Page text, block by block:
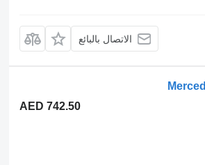
الاتصال بالبائع
AED 742.50